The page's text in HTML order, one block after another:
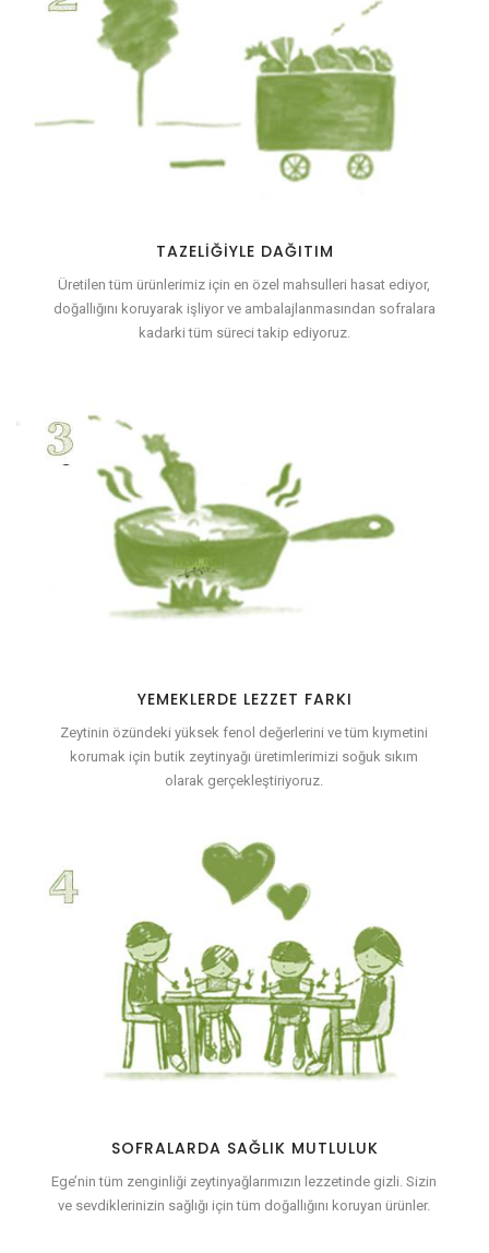
TAZELIĞIYLE DAĞITIM
Üretilen tüm ürünlerimiz için en özel mahsulleri hasat ediyor,
doğallığını koruyarak işliyor ve ambalajlanmasından sofralara
kadarki tüm süreci takip ediyoruz.
YEMEKLERDE LEZZET FARKI
Zeytinin özündeki yüksek fenol değerlerini ve tüm kıymetini
korumak için butik zeytinyağı üretimlerimizi soğuk sıkım
olarak gerçekleştiriyoruz.
SOFRALARDA SAĞLIK MUTLULUK
Ege’nin tüm zenginliği zeytinyağlarımızın lezzetinde gizli. Sizin
ve sevdiklerinizin sağlığı için tüm doğallığını koruyan ürünler.